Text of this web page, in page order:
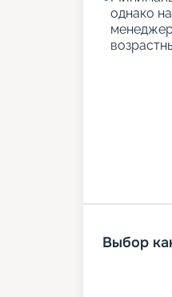
однако
Выбор